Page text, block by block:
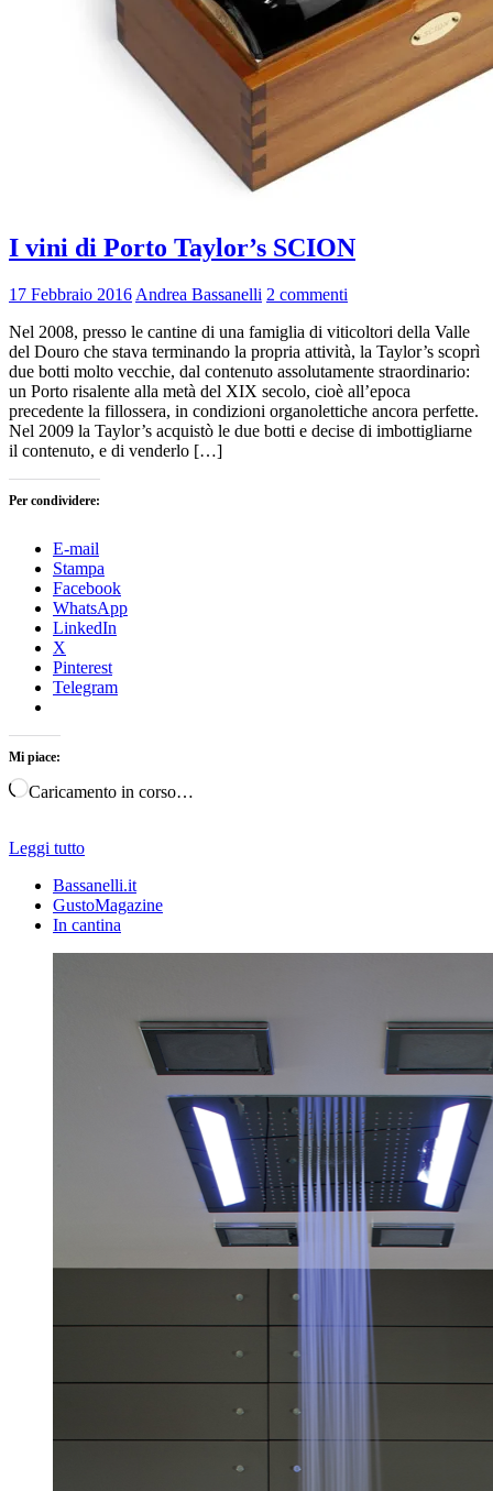
I vini di Porto Taylor’s SCION
17 Febbraio 2016 Andrea Bassanelli 2 commenti
Nel 2008, presso le cantine di una famiglia di viticoltori della Valle
del Douro che stava terminando la propria attività, la Taylor’s scoprì
due botti molto vecchie, dal contenuto assolutamente straordinario:
un Porto risalente alla metà del XIX secolo, cioè all’epoca
precedente la fillossera, in condizioni organolettiche ancora perfette.
Nel 2009 la Taylor’s acquistò le due botti e decise di imbottigliarne
il contenuto, e di venderlo […]
Per condividere:
E-mail
Stampa
Facebook
WhatsApp
LinkedIn
X
Pinterest
Telegram
Mi piace:
Caricamento in corso…
Leggi tutto
Bassanelli.it
GustoMagazine
In cantina